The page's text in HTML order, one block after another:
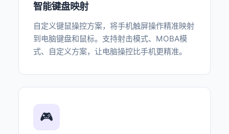
智能键盘映射
自定义键鼠操控方案，将手机触屏操作精准映射
到电脑键盘和鼠标。支持射击模式、MOBA模
式、自定义方案，让电脑操控比手机更精准。
🎮